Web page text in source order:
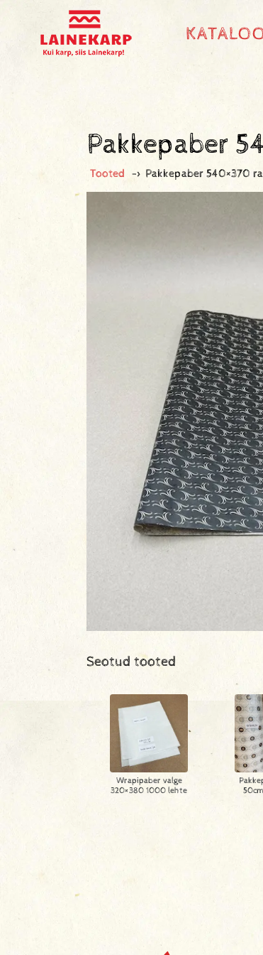
Pakkepaber
Tooted -> Pakkepaber 540×370
Seotud tooted
Wrapipaber valge
320×380 1000 lehte